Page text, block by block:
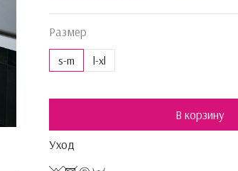
Размер
s-m l-xl
В корзину
Уход